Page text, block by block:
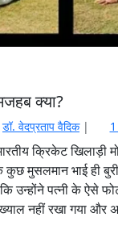
क्या?
डॉ. वेदप्रताप वैदिक |
क्रिकेट खिलाड़ी
मुसलमान भाई ही
उन्होंने पत्नी के ऐसे
नहीं रखा गया और